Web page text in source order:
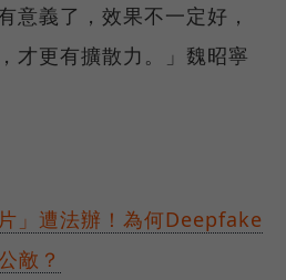
意義了，效果不一定好，
才更有擴散力。」魏昭寧
」遭法辦！為何Deepfake
敵？